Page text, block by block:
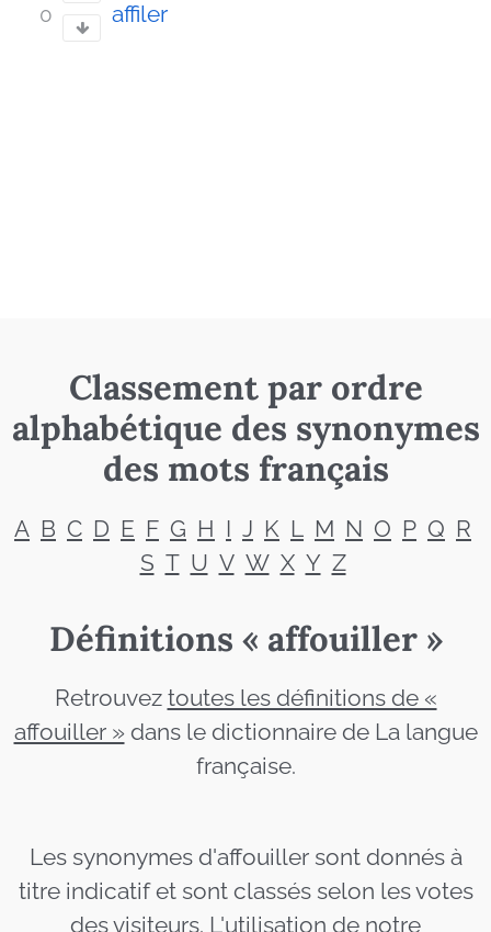
0 affiler
Classement par ordre
alphabétique des synonymes
des mots français
A B C D E F G H I J K L M N O P Q R
S T U V W X Y Z
Définitions « affouiller »
Retrouvez toutes les définitions de «
affouiller »dans le dictionnaire de La langue
française.
Les synonymes d'affouiller sont donnés à
titre indicatif et sont classés selon les votes
des visiteurs. L'utilisation de notre